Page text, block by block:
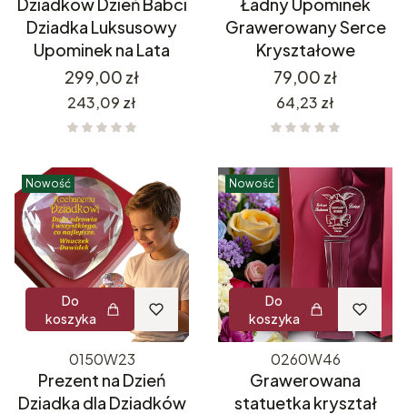
Dziadka Luksusowy
Upominek na Lata
Cena
299,00 zł
Cena
243,09 zł
Grawerowany Serce
Kryształowe
Cena
79,00 zł
Cena
64,23 zł
Nowość
Do
koszyka
0150W23
Prezent na Dzień
Dziadka dla Dziadków
Nowość
Do
koszyka
0260W46
Grawerowana
statuetka kryształ